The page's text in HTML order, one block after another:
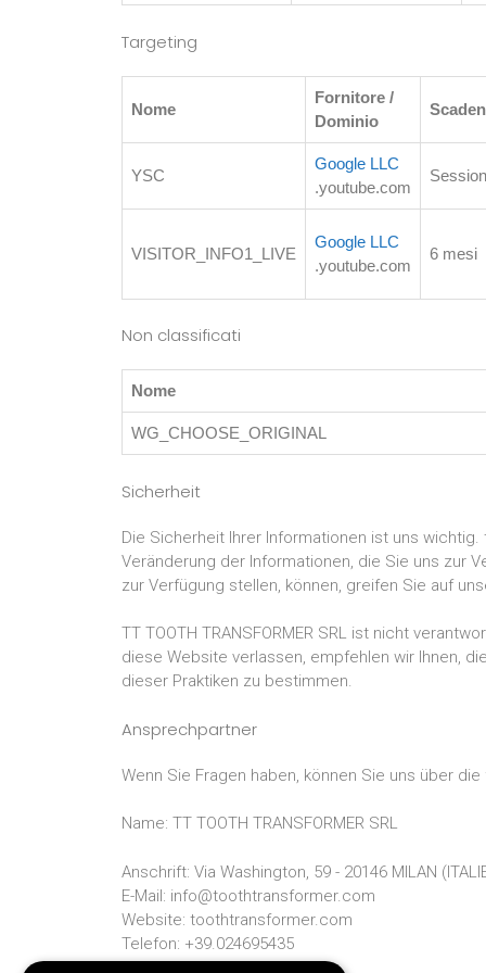
Targeting
Nome
Fornitore /
Dominio
YSC
Google LLC
.youtube.com
VISITOR_INFO1_LIVE
Google LLC
.youtube.com
6 mesi
Non classificati
Nome
WG_CHOOSE_ORIGINAL
Sicherheit
Die Sicherheit Ihrer Informationen ist uns
Veränderung der Informationen, die Sie uns zur
zur Verfügung stellen, können, greifen Sie auf
TT TOOTH TRANSFORMER SRL ist nicht
diese Website verlassen, empfehlen wir Ihnen,
dieser Praktiken zu bestimmen.
Ansprechpartner
Wenn Sie Fragen haben, können Sie uns über
Name: TT TOOTH TRANSFORMER SRL
Anschrift: Via Washington, 59 - 20146 MILAN
E-Mail: info@toothtransformer.com
Website: toothtransformer.com
Telefon: +39.024695435